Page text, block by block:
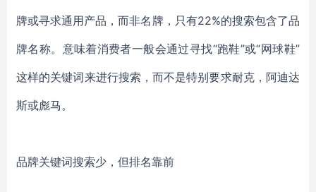
牌或寻求通用产品，而非名牌， 只有22%的搜索包含了品
牌名称。意味着消费者一般会通过寻找“跑鞋”或“网球鞋”
这样的关键词来进行搜索，而不是特别要求耐克，阿迪达
斯或彪马。
品牌关键词搜索少，但排名靠前